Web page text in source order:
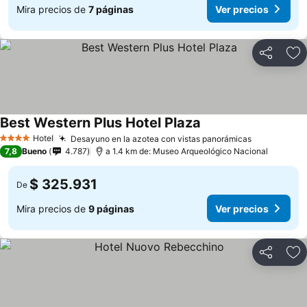
Mira precios de 7 páginas Ver precios
Compartir
4 EstrellasHotel Desayuno en la azotea con vistas panorámicasVer
Best Western Plus Hotel Plaza
7,8 Bueno 4.787 a 1.4 km de: Museo Arqueológico Nacional
De $ 325.931
Mira precios de 9 páginas Ver precios
Compartir